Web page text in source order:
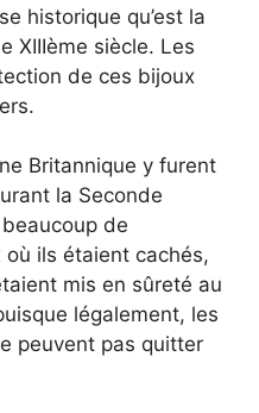
historique qu’est la
XIIIème siècle. Les
de ces bijoux
Britannique y furent
la Seconde
de
ils étaient cachés,
mis en sûreté au
légalement, les
peuvent pas quitter